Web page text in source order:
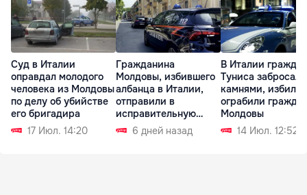
Суд в Италии
оправдал молодого
человека из Молдовы
по делу об убийстве
его бригадира
17 Июл. 14:20
Гражданина
Молдовы, избившего
албанца в Италии,
отправили в
исправительную
колонию
6 дней назад
В Италии
Туниса забросали
камнями, избили
ограбили
Молдовы
14 Июл. 12:52